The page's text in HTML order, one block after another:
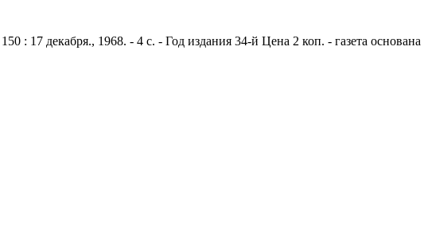
17 декабря., 1968. - 4 с. - Год издания 34-й Цена 2 коп. - газета основана